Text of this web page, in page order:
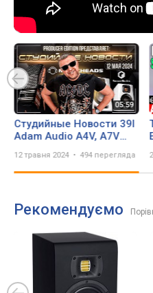
Студийные Новости 39I
Adam Audio A4V, A7V
13, Logic Pro 11, Warm
Audio WA44
12 травня 2024 494 перегляда
Рекомендуємо